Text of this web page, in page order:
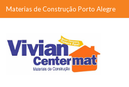
Materias de Construção Porto Alegre